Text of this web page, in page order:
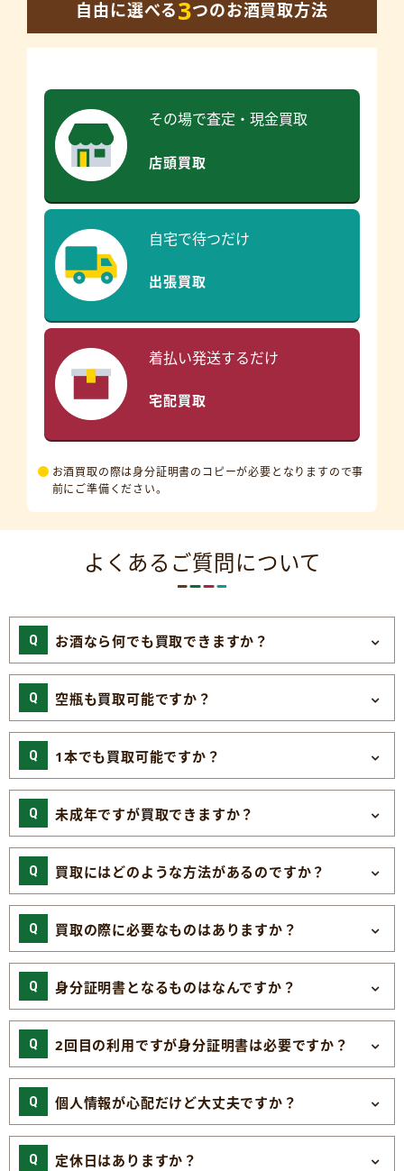
自由に選べる3つのお酒買取方法
その場で査定・現金買取
店頭買取
自宅で待つだけ
出張買取
着払い発送するだけ
宅配買取
お酒買取の際は身分証明書のコピーが必要となりますので事
前にご準備ください。
よくあるご質問について
お酒なら何でも買取できますか？
空瓶も買取可能ですか？
1本でも買取可能ですか？
未成年ですが買取できますか？
買取にはどのような方法があるのですか？
買取の際に必要なものはありますか？
身分証明書となるものはなんですか？
2回目の利用ですが身分証明書は必要ですか？
個人情報が心配だけど大丈夫ですか？
定休日はありますか？